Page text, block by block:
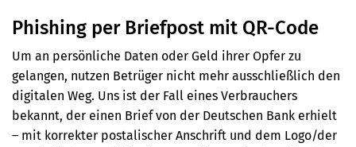
Phishing per Briefpost mit QR-Code
Um an persönliche Daten oder Geld ihrer Opfer zu
gelangen, nutzen Betrüger nicht mehr ausschließlich den
digitalen Weg. Uns ist der Fall eines Verbrauchers
bekannt, der einen Brief von der Deutschen Bank erhielt
– mit korrekter postalischer Anschrift und dem Logo/der